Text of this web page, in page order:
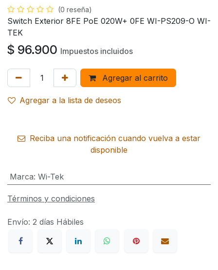
(0 reseña)
Switch Exterior 8FE PoE 020W+ 0FE WI-PS209-O WI-
TEK
$ 96.900 Impuestos incluidos
Agregar al carrito
Agregar a la lista de deseos
Reciba una notificación cuando vuelva a estar
disponible
Marca: Wi-Tek
Términos y condiciones
Envío: 2 días Hábiles